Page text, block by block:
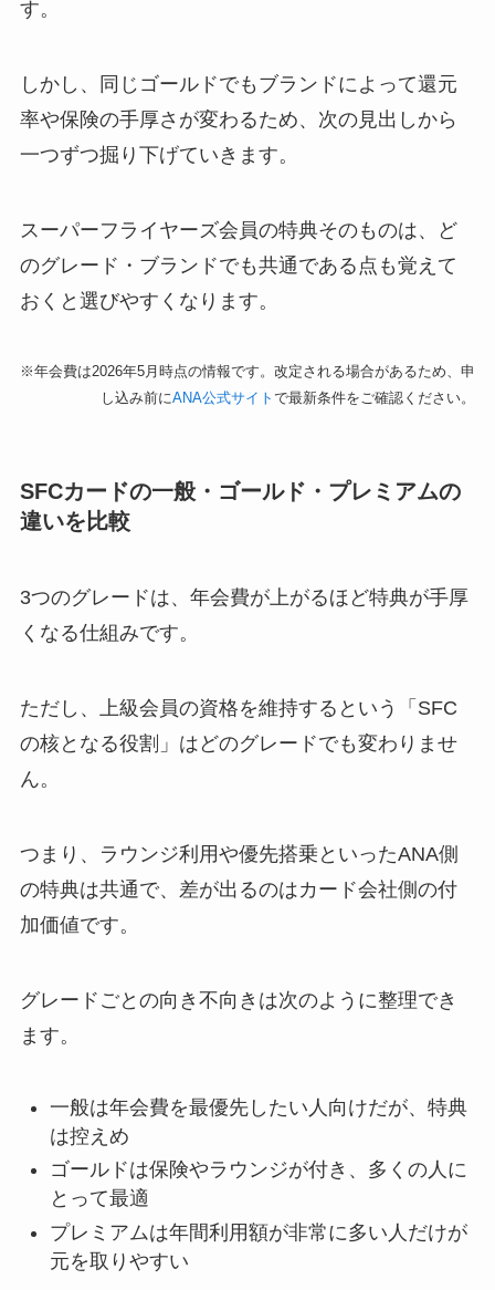
す。
しかし、同じゴールドでもブランドによって還元
率や保険の手厚さが変わるため、次の見出しから
一つずつ掘り下げていきます。
スーパーフライヤーズ会員の特典そのものは、ど
のグレード・ブランドでも共通である点も覚えて
おくと選びやすくなります。
※年会費は2026年5月時点の情報です。改定される場合があるため、申
し込み前にANA公式サイトで最新条件をご確認ください。
SFCカードの一般・ゴールド・プレミアムの
違いを比較
3つのグレードは、年会費が上がるほど特典が手厚
くなる仕組みです。
ただし、上級会員の資格を維持するという「SFC
の核となる役割」はどのグレードでも変わりませ
ん。
つまり、ラウンジ利用や優先搭乗といったANA側
の特典は共通で、差が出るのはカード会社側の付
加価値です。
グレードごとの向き不向きは次のように整理でき
ます。
一般は年会費を最優先したい人向けだが、特典
は控えめ
ゴールドは保険やラウンジが付き、多くの人に
とって最適
プレミアムは年間利用額が非常に多い人だけが
元を取りやすい